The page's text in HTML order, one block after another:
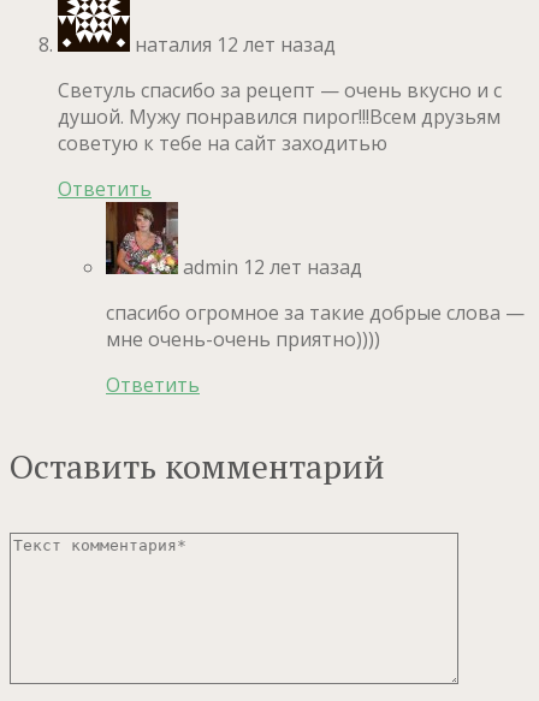
наталия 12 лет назад
Светуль спасибо за рецепт — очень вкусно и с
душой. Мужу понравился пирог!!!Всем друзьям
советую к тебе на сайт заходитью
Ответить
admin 12 лет назад
спасибо огромное за такие добрые слова —
мне очень-очень приятно))))
Ответить
Оставить комментарий